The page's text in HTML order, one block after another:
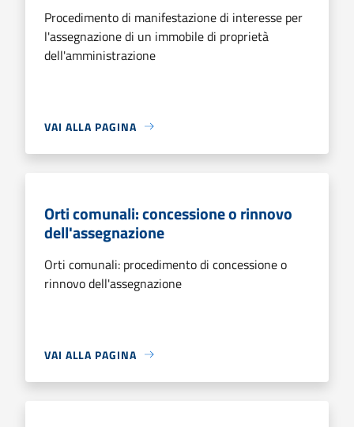
Procedimento di manifestazione di interesse per
l'assegnazione di un immobile di proprietà
dell'amministrazione
VAI ALLA PAGINA
Orti comunali: concessione o rinnovo
dell'assegnazione
Orti comunali: procedimento di concessione o
rinnovo dell'assegnazione
VAI ALLA PAGINA